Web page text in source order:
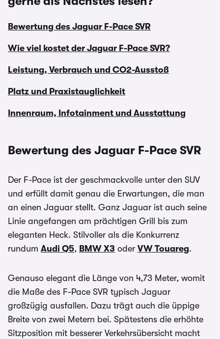
Bewertung des Jaguar F-Pace SVR
Wie viel kostet der Jaguar F-Pace SVR?
Leistung, Verbrauch und CO2-Ausstoß
Platz und Praxistauglichkeit
Innenraum, Infotainment und Ausstattung
Bewertung des Jaguar F-Pace SVR
Der F-Pace ist der geschmackvolle unter den SUV
und erfüllt damit genau die Erwartungen, die man
an einen Jaguar stellt. Ganz Jaguar ist auch seine
Linie angefangen am prächtigen Grill bis zum
eleganten Heck. Stilvoller als die Konkurrenz
rundum Audi Q5, BMW X3 oder VW Touareg.
Genauso elegant die Länge von 4,73 Meter, womit
die Maße des F-Pace SVR typisch Jaguar
großzügig ausfallen. Dazu trägt auch die üppige
Breite von zwei Metern bei. Spätestens die erhöhte
Sitzposition mit besserer Verkehrsübersicht macht